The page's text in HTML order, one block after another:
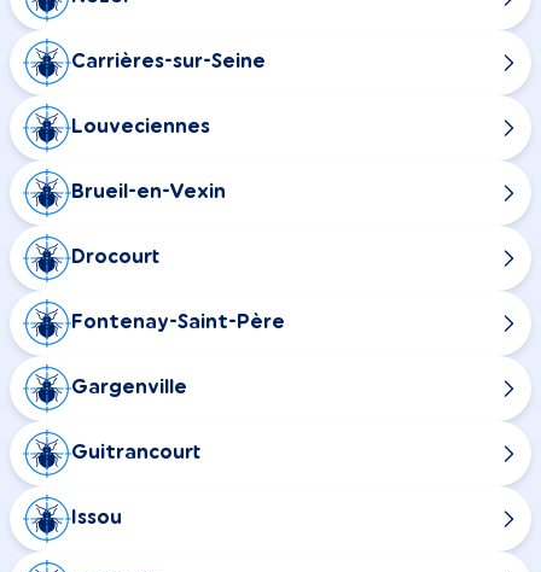
Carrières-sur-Seine
Louveciennes
Brueil-en-Vexin
Drocourt
Fontenay-Saint-Père
Gargenville
Guitrancourt
Issou